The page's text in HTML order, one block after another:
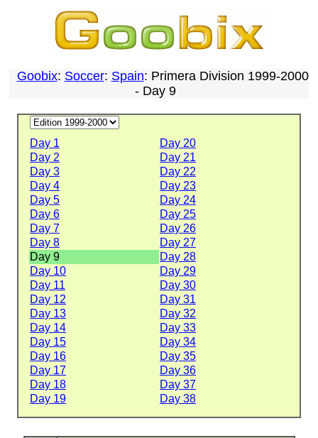
Goobix: Soccer: Spain: Primera Division 1999-2000
- Day 9
Day 1
Day 20
Day 2
Day 21
Day 3
Day 22
Day 4
Day 23
Day 5
Day 24
Day 6
Day 25
Day 7
Day 26
Day 8
Day 27
Day 9
Day 28
Day 10
Day 29
Day 11
Day 30
Day 12
Day 31
Day 13
Day 32
Day 14
Day 33
Day 15
Day 34
Day 16
Day 35
Day 17
Day 36
Day 18
Day 37
Day 19
Day 38